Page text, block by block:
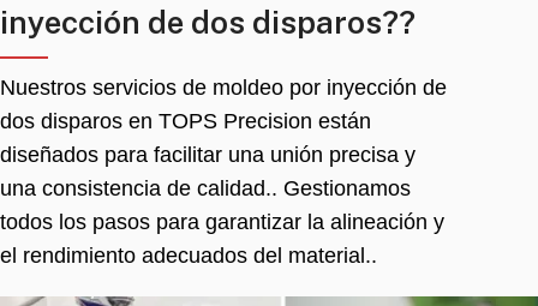
inyección de dos disparos??
Nuestros servicios de moldeo por inyección de
dos disparos en TOPS Precision están
diseñados para facilitar una unión precisa y
una consistencia de calidad.. Gestionamos
todos los pasos para garantizar la alineación y
el rendimiento adecuados del material..